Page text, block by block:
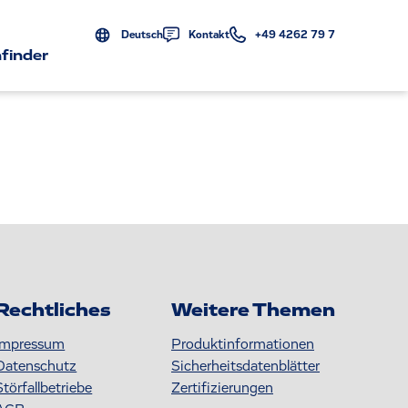
Deutsch Kontakt +49 4262 79 7
Weitere Themen
Produktinformationen
S icherheitsdatenblätter
Zertifizierungen